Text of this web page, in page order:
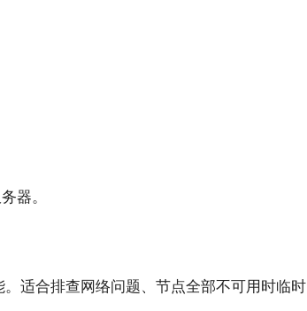
器。
适合排查网络问题、节点全部不可用时临时